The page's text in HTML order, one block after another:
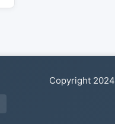
Copyright 2024